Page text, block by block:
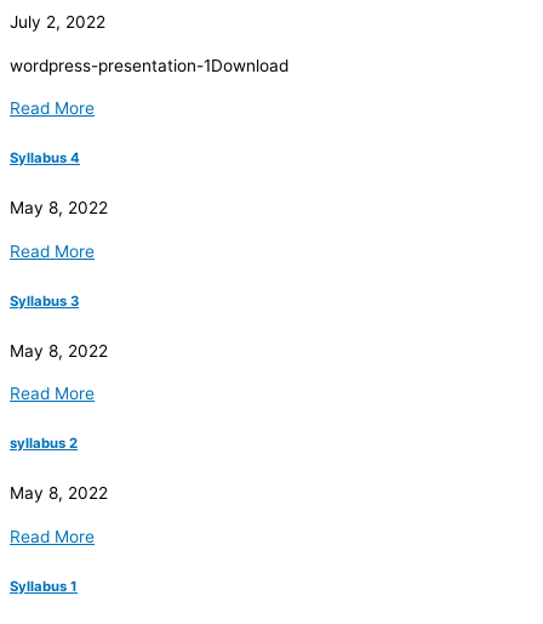
July 2, 2022
wordpress-presentation-1Download
Read More
Syllabus 4
May 8, 2022
Read More
Syllabus 3
May 8, 2022
Read More
syllabus 2
May 8, 2022
Read More
Syllabus 1